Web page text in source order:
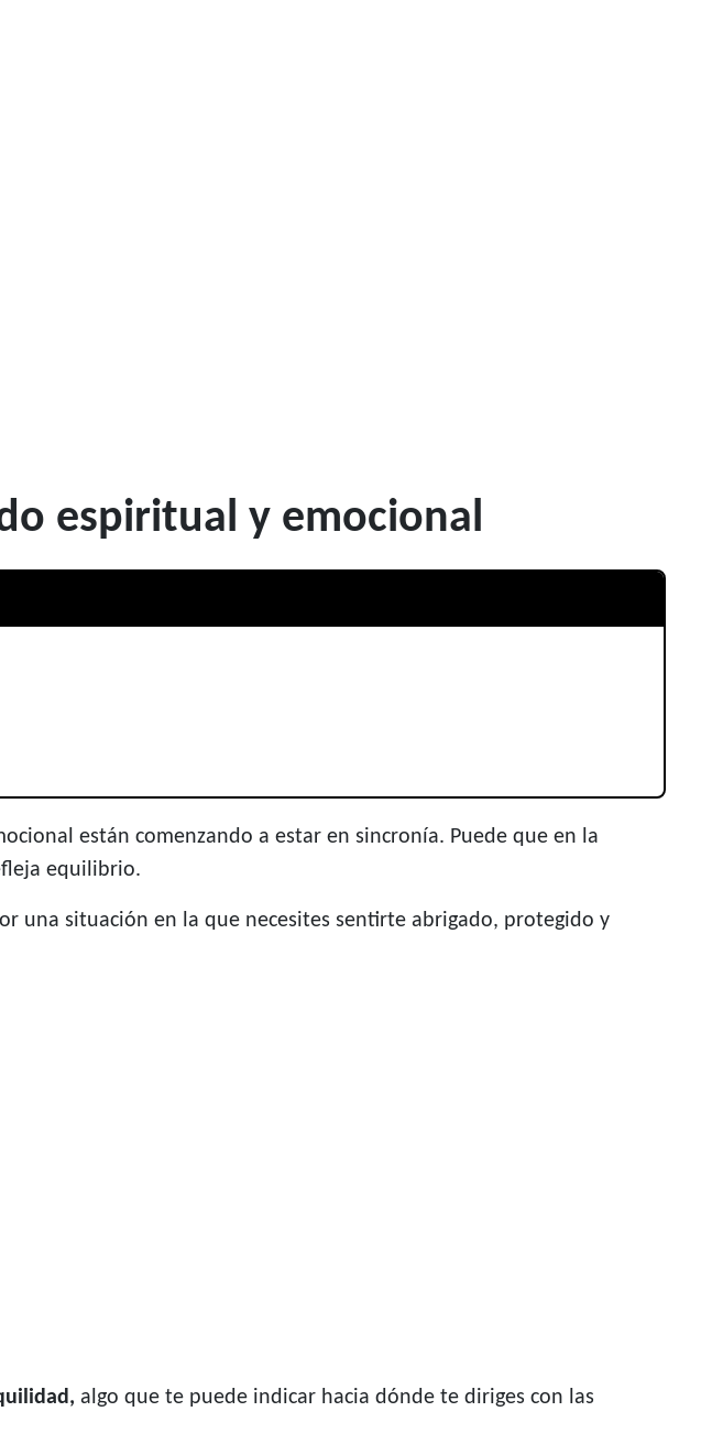
espiritual y emocional
están comenzando a estar en sincronía. Puede que en la
equilibrio.
una situación en la que necesites sentirte abrigado, protegido y
algo que te puede indicar hacia dónde te diriges con las